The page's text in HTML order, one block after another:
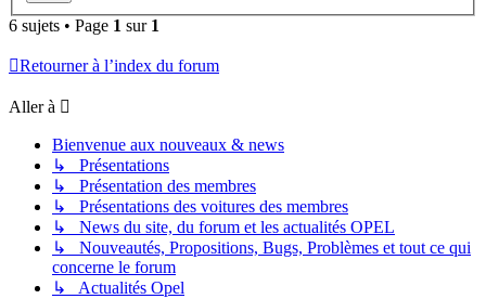
6 sujets • Page 1 sur 1
Retourner à l’index du forum
Aller à
Bienvenue aux nouveaux & news
↳ Présentations
↳ Présentation des membres
↳ Présentations des voitures des membres
↳ News du site, du forum et les actualités OPEL
↳ Nouveautés, Propositions, Bugs, Problèmes et tout ce qui
concerne le forum
↳ Actualités Opel